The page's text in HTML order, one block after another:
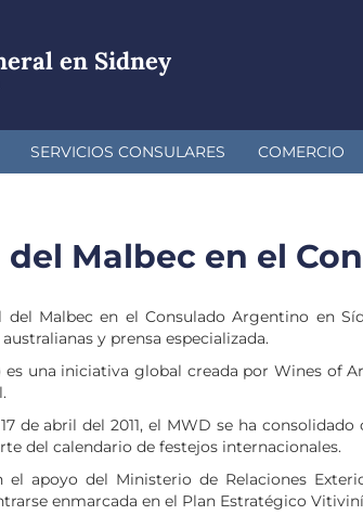
en Sidney
SERVICIOS CONSULARES COMERCIO
Malbec en el
del Malbec en el Consulado Argentino en
y prensa especializada.
una iniciativa global creada por Wines of
de abril del 2011, el MWD se ha
del calendario de festejos internacionales.
el apoyo del Ministerio de Relaciones
enmarcada en el Plan Estratégico